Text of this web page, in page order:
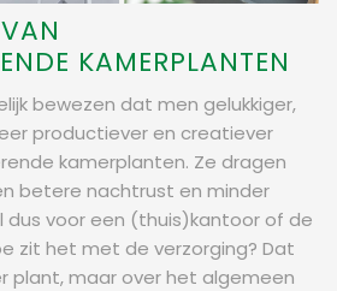
KAMERPLANTEN
bewezen dat men gelukkiger,
productiever en creatiever
kamerplanten. Ze dragen
betere nachtrust en minder
dus voor een (thuis)kantoor of de
zit het met de verzorging? Dat
plant, maar over het algemeen